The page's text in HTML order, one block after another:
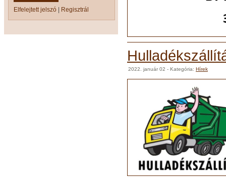
Elfelejtett jelszó | Regisztrál
2022. január 02 - Kategória: Hírek